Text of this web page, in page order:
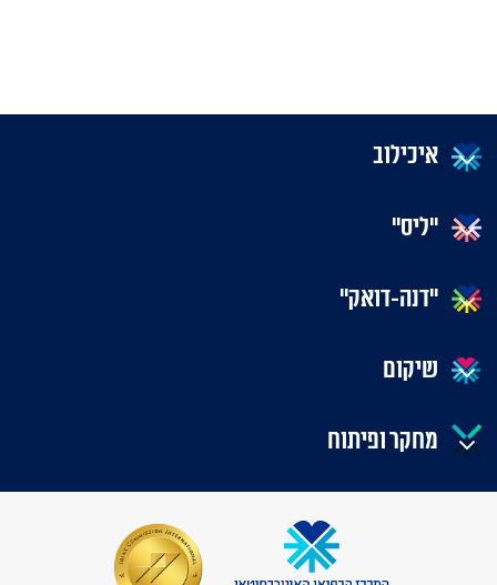
איכילוב
"ליס"
"דנה-דואק"
שיקום
מחקר ופיתוח